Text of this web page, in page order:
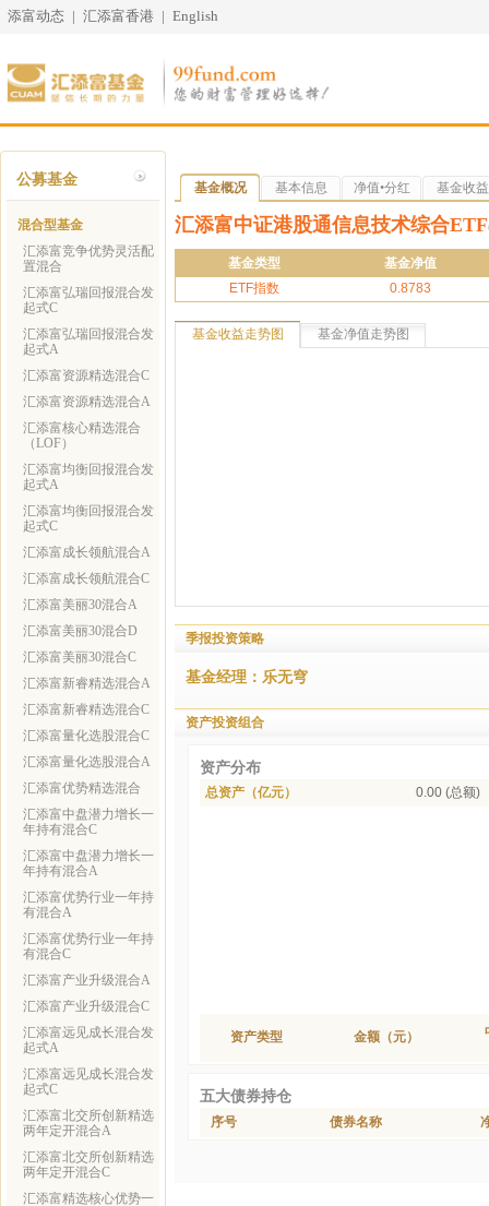
添富动态 | 汇添富香港 | English
公募基金
混合型基金
汇添富竞争优势灵活配
置混合
汇添富弘瑞回报混合发
起式C
汇添富弘瑞回报混合发
起式A
汇添富资源精选混合C
汇添富资源精选混合A
汇添富核心精选混合
（LOF）
汇添富均衡回报混合发
起式A
汇添富均衡回报混合发
起式C
汇添富成长领航混合A
汇添富成长领航混合C
汇添富美丽30混合A
汇添富美丽30混合D
汇添富美丽30混合C
汇添富新睿精选混合A
汇添富新睿精选混合C
汇添富量化选股混合C
汇添富量化选股混合A
汇添富优势精选混合
汇添富中盘潜力增长一
年持有混合C
汇添富中盘潜力增长一
年持有混合A
汇添富优势行业一年持
有混合A
汇添富优势行业一年持
有混合C
汇添富产业升级混合A
汇添富产业升级混合C
汇添富远见成长混合发
起式A
汇添富远见成长混合发
起式C
汇添富北交所创新精选
两年定开混合A
汇添富北交所创新精选
两年定开混合C
汇添富精选核心优势一
基金概况 基本信息 净值•分红 基金收益
汇添富中证港股通信息技术综合ETF
基金类型
基金净值
ETF指数
0.8783
基金收益走势图 基金净值走势图
季报投资策略
基金经理：乐无穹
资产投资组合
资产分布
总资产（亿元） 0.00 (总额)
资产类型 金额（元）
五大债券持仓
序号 债券名称